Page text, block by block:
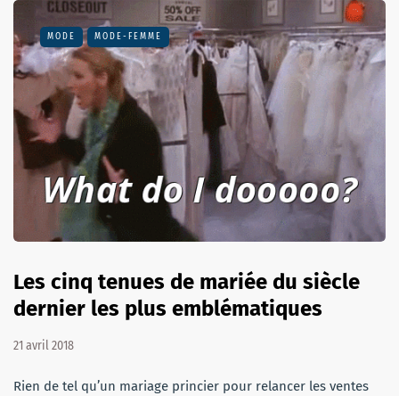
MODE MODE-FEMME
Les cinq tenues de mariée du siècle
dernier les plus emblématiques
21 avril 2018
Rien de tel qu’un mariage princier pour relancer les ventes